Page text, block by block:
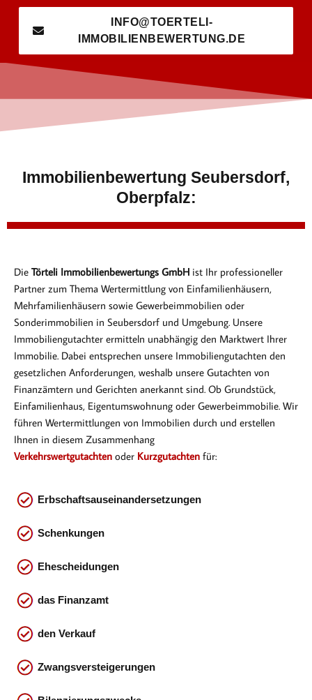
INFO@TOERTELI-
IMMOBILIENBEWERTUNG.DE
Immobilienbewertung Seubersdorf,
Oberpfalz:
Die Törteli Immobilienbewertungs GmbH ist Ihr professioneller
Partner zum Thema Wertermittlung von Einfamilienhäusern,
Mehrfamilienhäusern sowie Gewerbeimmobilien oder
Sonderimmobilien in Seubersdorf und Umgebung. Unsere
Immobiliengutachter ermitteln unabhängig den Marktwert Ihrer
Immobilie. Dabei entsprechen unsere Immobiliengutachten den
gesetzlichen Anforderungen, weshalb unsere Gutachten von
Finanzämtern und Gerichten anerkannt sind. Ob Grundstück,
Einfamilienhaus, Eigentumswohnung oder Gewerbeimmobilie. Wir
führen Wertermittlungen von Immobilien durch und erstellen
Ihnen in diesem Zusammenhang
Verkehrswertgutachten oder Kurzgutachten für:
Erbschaftsauseinandersetzungen
Schenkungen
Ehescheidungen
das Finanzamt
den Verkauf
Zwangsversteigerungen